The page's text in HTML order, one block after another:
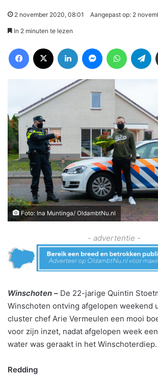
2 november 2020, 08:01 Aangepast op: 2
In 2 minuten te lezen
Foto: Ina Muntinga/ OldambtNu.nl
- advertentie -
Winschoten – De 22-jarige Quintin
Winschoten ontving afgelopen weekend
cluster chef Arie Vermeulen een mooi
voor zijn inzet, nadat afgelopen week
water was geraakt in het Winschoterdiep.
Redding